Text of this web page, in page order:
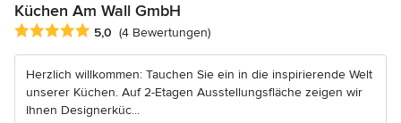
Küchen Am Wall GmbH
Durchschnittliche Bewertung: 5 von 5 Sternen
5,0 (4 Bewertungen)
Herzlich willkommen: Tauchen Sie ein in die inspirierende Welt
unserer Küchen. Auf 2-Etagen Ausstellungsfläche zeigen wir
Ihnen Designerküc...